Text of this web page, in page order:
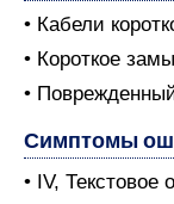
• Кабели
• Короткое
•
Симптомы
• IV, Текстовое